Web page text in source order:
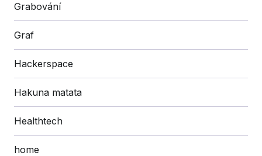
Grabování
Graf
Hackerspace
Hakuna matata
Healthtech
home